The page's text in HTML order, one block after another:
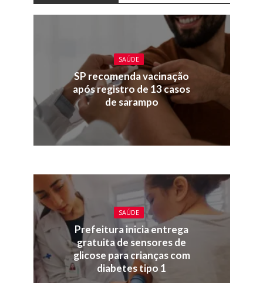
SAÚDE
SP recomenda vacinação
após registro de 13 casos
de sarampo
SAÚDE
Prefeitura inicia entrega
gratuita de sensores de
glicose para crianças com
diabetes tipo 1